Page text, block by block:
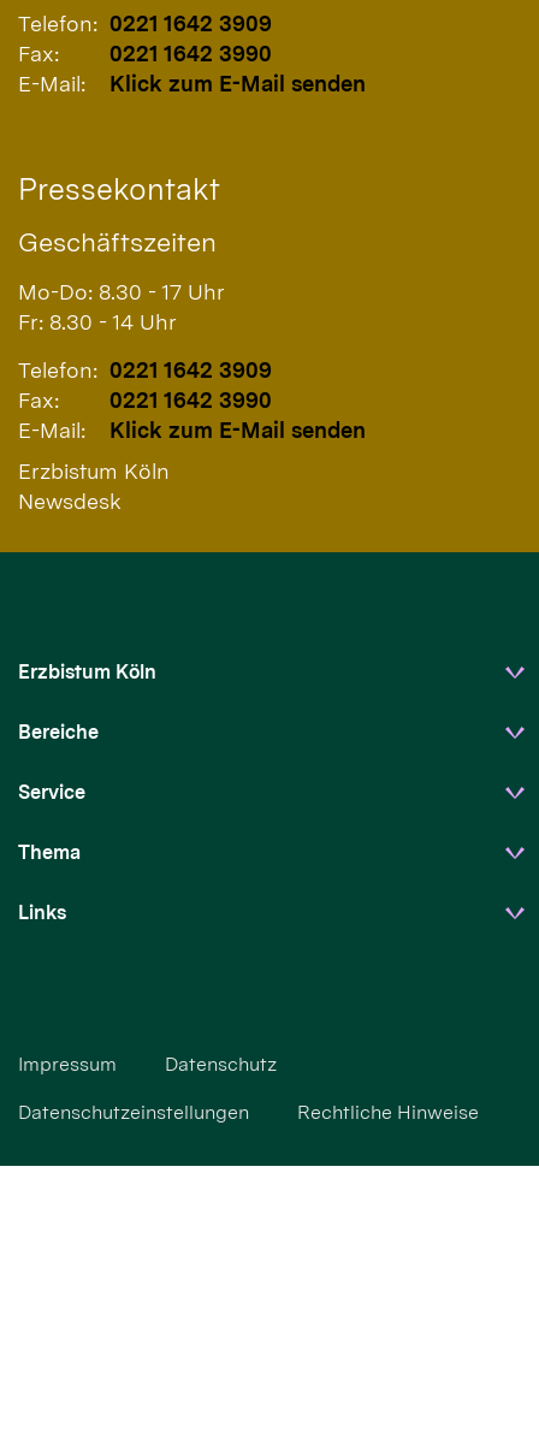
Telefon: 0221 1642 3909
Fax:
0221 1642 3990
E-Mail:
Klick zum E-Mail senden
Pressekontakt
Geschäftszeiten
Mo-Do: 8.30 - 17 Uhr
Fr: 8.30 - 14 Uhr
Telefon: 0221 1642 3909
Fax:
0221 1642 3990
E-Mail:
Klick zum E-Mail senden
Erzbistum Köln
Newsdesk
Erzbistum Köln
Bereiche
Service
Thema
Links
Impressum Datenschutz
Datenschutzeinstellungen Rechtliche Hinweise